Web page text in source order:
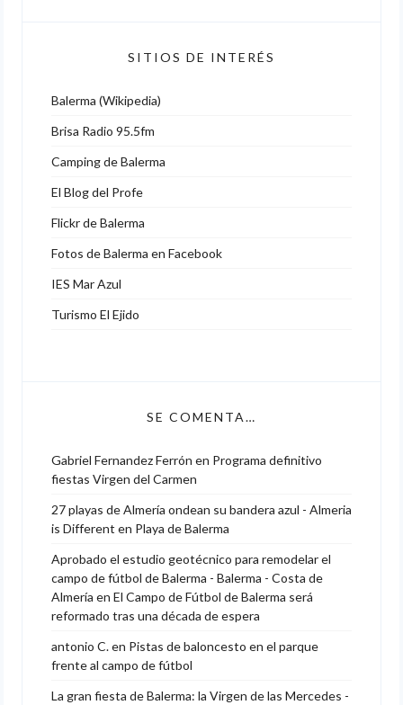
SITIOS DE INTERÉS
Balerma (Wikipedia)
Brisa Radio 95.5fm
Camping de Balerma
El Blog del Profe
Flickr de Balerma
Fotos de Balerma en Facebook
IES Mar Azul
Turismo El Ejido
SE COMENTA…
Gabriel Fernandez Ferrón en Programa definitivo
fiestas Virgen del Carmen
27 playas de Almería ondean su bandera azul - Almeria
is Different en Playa de Balerma
Aprobado el estudio geotécnico para remodelar el
campo de fútbol de Balerma - Balerma - Costa de
Almería en El Campo de Fútbol de Balerma será
reformado tras una década de espera
antonio C.en Pistas de baloncesto en el parque
frente al campo de fútbol
La gran fiesta de Balerma: la Virgen de las Mercedes -